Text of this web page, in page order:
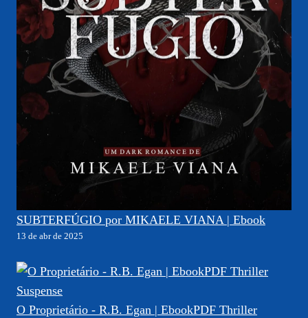
SUBTERFÚGIO por MIKAELE VIANA | Ebook
13 de abr de 2025
O Proprietário - R.B. Egan | EbookPDF Thriller